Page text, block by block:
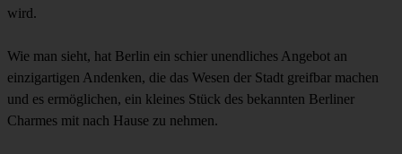
wird.
Wie man sieht, hat Berlin ein schier unendliches Angebot an
einzigartigen Andenken, die das Wesen der Stadt greifbar machen
und es ermöglichen, ein kleines Stück des bekannten Berliner
Charmes mit nach Hause zu nehmen.